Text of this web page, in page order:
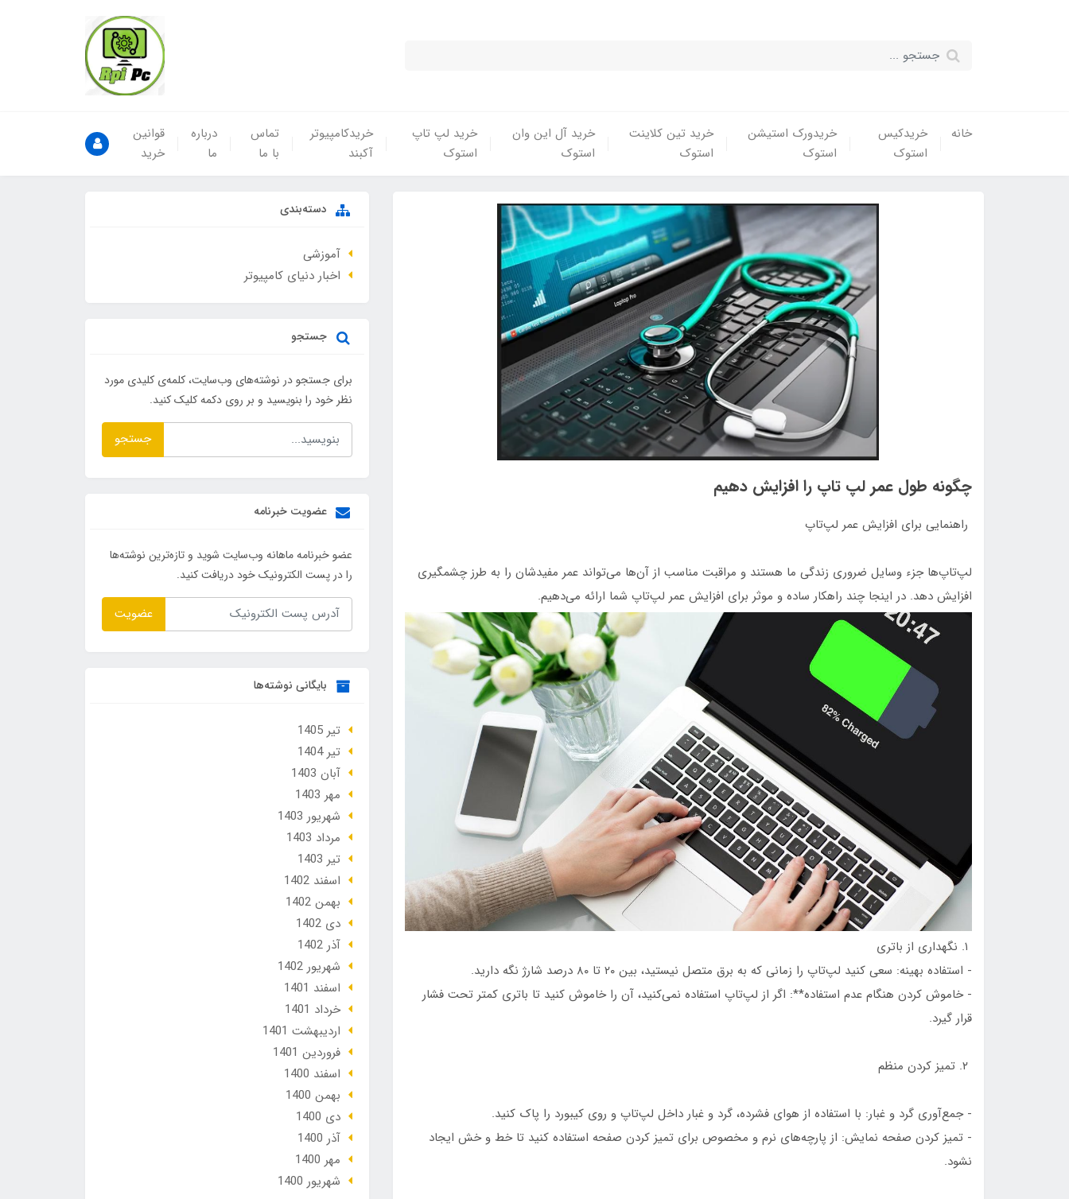
خانه
خریدکیس
استوک
خریدورک استیشن
استوک
خرید تین کلاینت
استوک
خرید آل این وان
استوک
خرید لپ تاپ
استوک
خریدکامپیوتر
آکبند
تماس
با ما
درباره
ما
قوانین
خرید
چگونه طول عمر لپ تاپ را افزایش دهیم
راهنمایی برای افزایش عمر لپ‌تاپ
لپ‌تاپ‌ها جزء وسایل ضروری زندگی ما هستند و مراقبت مناسب از آن‌ها می‌تواند عمر مفیدشان را به طرز چشمگیری
افزایش دهد. در اینجا چند راهکار ساده و موثر برای افزایش عمر لپ‌تاپ شما ارائه می‌دهیم.
- استفاده بهینه: سعی کنید لپ‌تاپ را زمانی که به برق متصل نیستید، بین ۲۰ تا ۸۰ درصد شارژ نگه دارید.
- خاموش کردن هنگام عدم استفاده**: اگر از لپ‌تاپ استفاده نمی‌کنید، آن را خاموش کنید تا باتری کمتر تحت فشار
قرار گیرد.
- جمع‌آوری گرد و غبار: با استفاده از هوای فشرده، گرد و غبار داخل لپ‌تاپ و روی کیبورد را پاک کنید.
- تمیز کردن صفحه نمایش: از پارچه‌های نرم و مخصوص برای تمیز کردن صفحه استفاده کنید تا خط و خش ایجاد
نشود.
دسته‌بندی
آموزشی
اخبار دنیای کامپیوتر
جستجو
برای جستجو در نوشته‌های وب‌سایت، کلمه‌ی کلیدی مورد
نظر خود را بنویسید و بر روی دکمه کلیک کنید.
جستجو
عضویت خبرنامه
عضو خبرنامه ماهانه وب‌سایت شوید و تازه‌ترین نوشته‌ها
را در پست الکترونیک خود دریافت کنید.
عضویت
بایگانی نوشته‌ها
تير 1405
تير 1404
آبان 1403
مهر 1403
شهریور 1403
مرداد 1403
تير 1403
اسفند 1402
بهمن 1402
دی 1402
آذر 1402
شهریور 1402
اسفند 1401
خرداد 1401
ارديبهشت 1401
فروردین 1401
اسفند 1400
بهمن 1400
دی 1400
آذر 1400
مهر 1400
شهریور 1400